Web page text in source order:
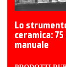
Lo
ceramica:
manuale